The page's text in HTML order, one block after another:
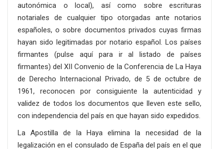
autonómica o local), así como sobre escrituras
notariales de cualquier tipo otorgadas ante notarios
españoles, o sobre documentos privados cuyas firmas
hayan sido legitimadas por notario español. Los países
firmantes (pulse aquí para ir al listado de países
firmantes) del XII Convenio de la Conferencia de La Haya
de Derecho Internacional Privado, de 5 de octubre de
1961, reconocen por consiguiente la autenticidad y
validez de todos los documentos que lleven este sello,
con independencia del país en que hayan sido expedidos.
La Apostilla de la Haya elimina la necesidad de la
legalización en el consulado de España del país en el que